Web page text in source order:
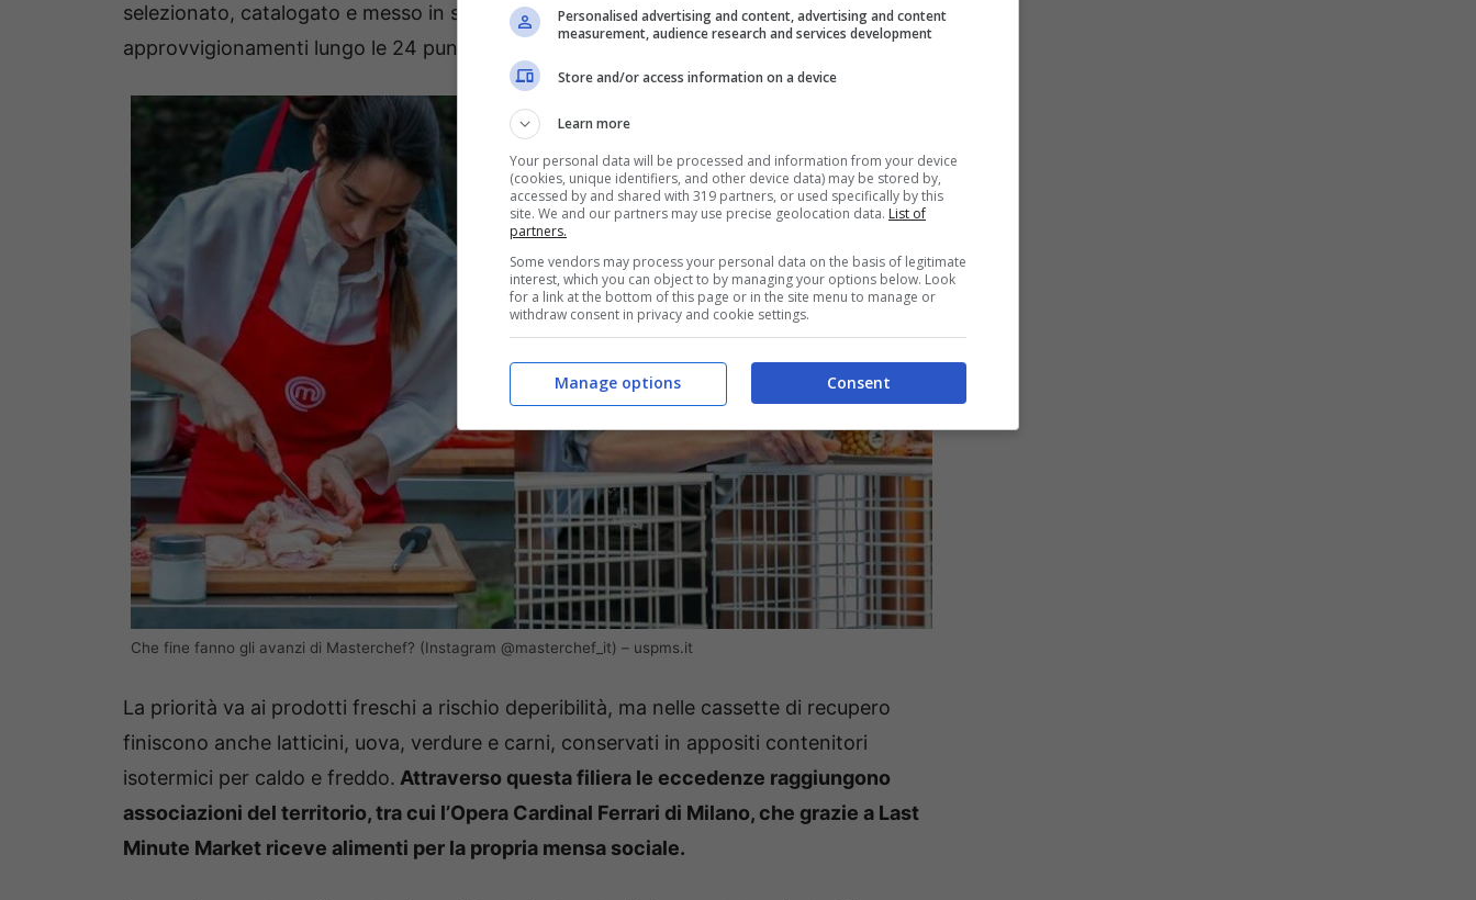
selezionato, catalogato e messo in sicurezza dalla squadra interna che gestisce gli
approvvigionamenti lungo le 24 puntate.
Che fine fanno gli avanzi di Masterchef? (Instagram @masterchef_it) – uspms.it
La priorità va ai prodotti freschi a rischio deperibilità, ma nelle cassette di recupero
finiscono anche latticini, uova, verdure e carni, conservati in appositi contenitori
isotermici per caldo e freddo. Attraverso questa filiera le eccedenze raggiungono
associazioni del territorio, tra cui l’Opera Cardinal Ferrari di Milano, che grazie a Last
Minute Market riceve alimenti per la propria mensa sociale.
Personalised advertising and content, advertising and content
measurement, audience research and services development
Store and/or access information on a device
Learn more
Your personal data will be processed and information from your device
(cookies, unique identifiers, and other device data) may be stored by,
accessed by and shared with 319 partners, or used specifically by this
site. We and our partners may use precise geolocation data. List of
partners.
Some vendors may process your personal data on the basis of legitimate
interest, which you can object to by managing your options below. Look
for a link at the bottom of this page or in the site menu to manage or
withdraw consent in privacy and cookie settings.
Consent
Manage options